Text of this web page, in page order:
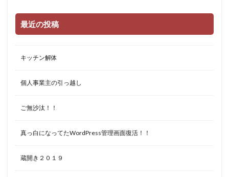
最近の投稿
キッチン解体
個人事業主の引っ越し
ご無沙汰！！
真っ白になってたWordPress管理画面復活！！
蔵開き２０１９